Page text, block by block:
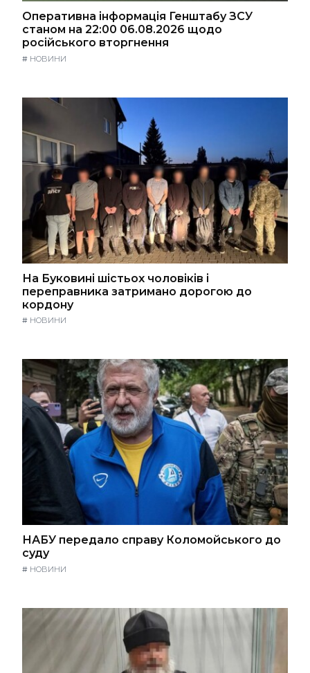
Оперативна інформація Генштабу ЗСУ
станом на 22:00 06.08.2026 щодо
російського вторгнення
# НОВИНИ
На Буковині шістьох чоловіків і
переправника затримано дорогою до
кордону
# НОВИНИ
НАБУ передало справу Коломойського до
суду
# НОВИНИ